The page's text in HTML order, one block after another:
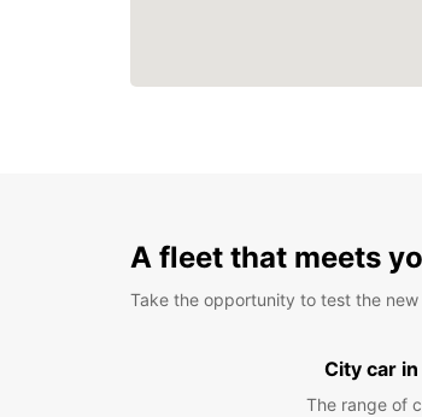
A fleet that meets
Take the opportunity to test the new
City car in
The range of